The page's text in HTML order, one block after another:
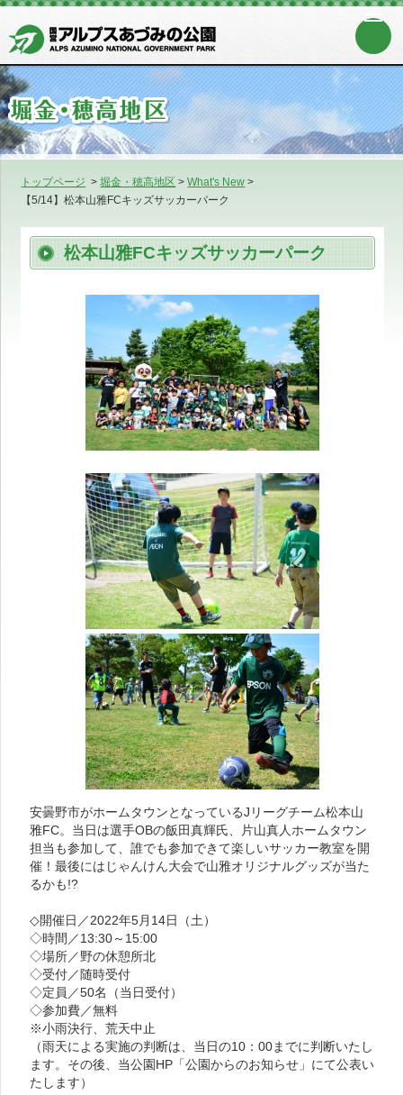
トップページ > 堀金・穂高地区 > What's New >
【5/14】松本山雅FCキッズサッカーパーク
松本山雅FCキッズサッカーパーク
安曇野市がホームタウンとなっているJリーグチーム松本山
雅FC。当日は選手OBの飯田真輝氏、片山真人ホームタウン
担当も参加して、誰でも参加できて楽しいサッカー教室を開
催！最後にはじゃんけん大会で山雅オリジナルグッズが当た
るかも!?
◇開催日／2022年5月14日（土）
◇時間／13:30～15:00
◇場所／野の休憩所北
◇受付／随時受付
◇定員／50名（当日受付）
◇参加費／無料
※小雨決行、荒天中止
（雨天による実施の判断は、当日の10：00までに判断いたし
ます。その後、当公園HP「公園からのお知らせ」にて公表い
たします）